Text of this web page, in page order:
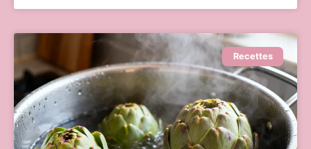
Recettes